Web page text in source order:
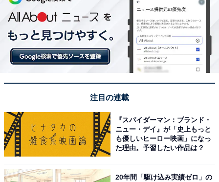
注目の連載
『スパイダーマン：ブランド・
ニュー・デイ』が「史上もっと
も優しいヒーロー映画」になっ
た理由。予習したい作品は？
20年間「駆け込み実績ゼロ」の